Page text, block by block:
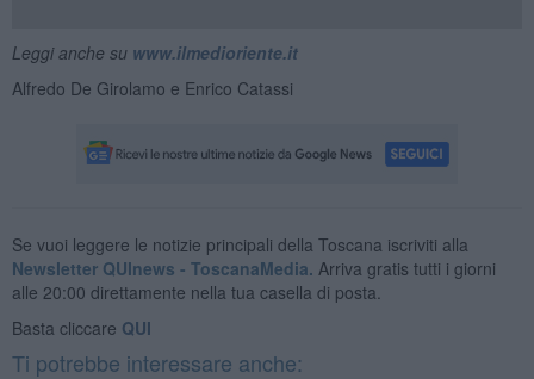
Leggi anche su www.ilmedioriente.it
Alfredo De Girolamo e Enrico Catassi
Se vuoi leggere le notizie principali della Toscana iscriviti alla
Newsletter QUInews - ToscanaMedia. Arriva gratis tutti i giorni
alle 20:00 direttamente nella tua casella di posta.
Basta cliccare QUI
Ti potrebbe interessare anche: